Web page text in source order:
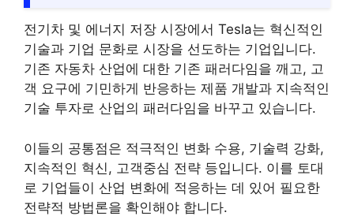
전기차 및 에너지 저장 시장에서 Tesla는 혁신적인
기술과 기업 문화로 시장을 선도하는 기업입니다.
기존 자동차 산업에 대한 기존 패러다임을 깨고, 고
객 요구에 기민하게 반응하는 제품 개발과 지속적인
기술 투자로 산업의 패러다임을 바꾸고 있습니다.
이들의 공통점은 적극적인 변화 수용, 기술력 강화,
지속적인 혁신, 고객중심 전략 등입니다. 이를 토대
로 기업들이 산업 변화에 적응하는 데 있어 필요한
전략적 방법론을 확인해야 합니다.